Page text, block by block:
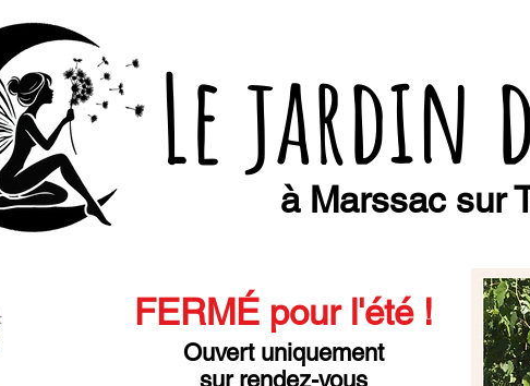
Le jardin
à Marssac sur
FERMÉ pour l'été!
Ouvert uniquement
sur rendez-vous